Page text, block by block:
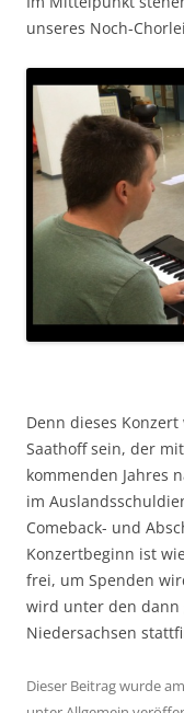
unseres Noch-
Denn dieses
Saathoff sein, der
kommenden Jahres
im
Comeback- und
Konzertbeginn ist
frei, um Spenden
wird unter den dann
Niedersachsen
Dieser Beitrag wurde am